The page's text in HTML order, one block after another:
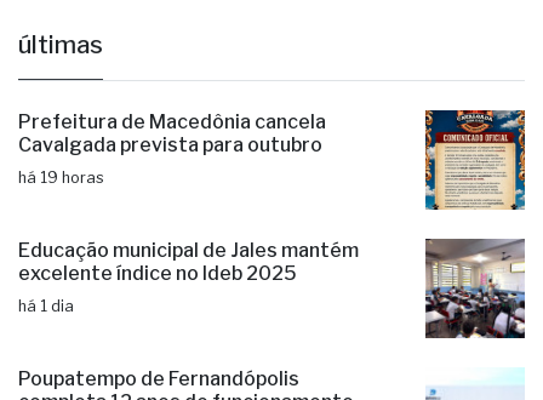
últimas
Prefeitura de Macedônia cancela
Cavalgada prevista para outubro
há 19 horas
Educação municipal de Jales mantém
excelente índice no Ideb 2025
há 1 dia
Poupatempo de Fernandópolis